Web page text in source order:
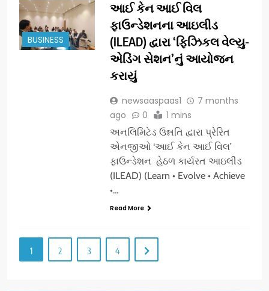
BUSINESS
આઈ કેન આઈ વિલ
ફાઉન્ડેશનના આઇલીડ
(ILEAD) દ્વારા ‘ફિઝિકલ વેલ્યુ-
એડિંગ સેશન’નું આયોજન
કરાયું
newsaaspaas1
7 months
ago
0 1 mins
અનલિમિટેડ ઉન્નતિ દ્વારા પ્રેરિત
એનજીઓ ‘આઈ કેન આઈ વિલ’
ફાઉન્ડેશન હેઠળ કાર્યરત આઇલીડ
(ILEAD) (Learn • Evolve • Achieve
•…
Read More
1 2 3 4